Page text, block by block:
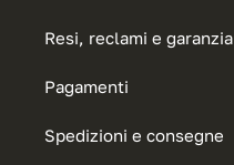
Resi, reclami e garanzia
Pagamenti
Spedizioni e consegne